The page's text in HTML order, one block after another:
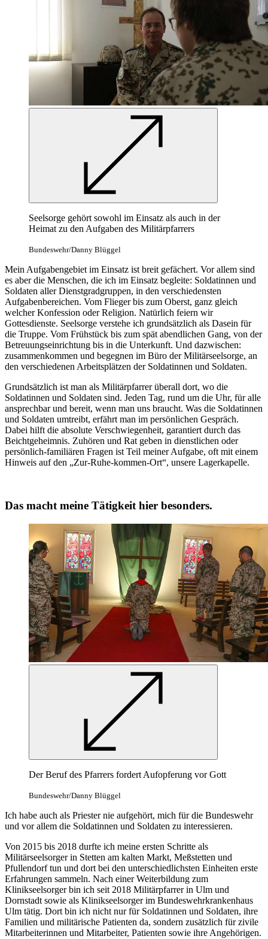
Seelsorge gehört sowohl im Einsatz als auch in der
Heimat zu den Aufgaben des Militärpfarrers
Bundeswehr/Danny Blüggel
Mein Aufgabengebiet im Einsatz ist breit gefächert. Vor allem sind
es aber die Menschen, die ich im Einsatz begleite: Soldatinnen und
Soldaten aller Dienstgradgruppen, in den verschiedensten
Aufgabenbereichen. Vom Flieger bis zum Oberst, ganz gleich
welcher Konfession oder Religion. Natürlich feiern wir
Gottesdienste. Seelsorge verstehe ich grundsätzlich als Dasein für
die Truppe. Vom Frühstück bis zum spät abendlichen Gang, von der
Betreuungseinrichtung bis in die Unterkunft. Und dazwischen:
zusammenkommen und begegnen im Büro der Militärseelsorge, an
den verschiedenen Arbeitsplätzen der Soldatinnen und Soldaten.
Grundsätzlich ist man als Militärpfarrer überall dort, wo die
Soldatinnen und Soldaten sind. Jeden Tag, rund um die Uhr, für alle
ansprechbar und bereit, wenn man uns braucht. Was die Soldatinnen
und Soldaten umtreibt, erfährt man im persönlichen Gespräch.
Dabei hilft die absolute Verschwiegenheit, garantiert durch das
Beichtgeheimnis. Zuhören und Rat geben in dienstlichen oder
persönlich-familiären Fragen ist Teil meiner Aufgabe, oft mit einem
Hinweis auf den „Zur-Ruhe-kommen-Ort“, unsere Lagerkapelle.
Das macht meine Tätigkeit hier besonders.
Der Beruf des Pfarrers fordert Aufopferung vor Gott
Bundeswehr/Danny Blüggel
Ich habe auch als Priester nie aufgehört, mich für die Bundeswehr
und vor allem die Soldatinnen und Soldaten zu interessieren.
Von 2015 bis 2018 durfte ich meine ersten Schritte als
Militärseelsorger in Stetten am kalten Markt, Meßstetten und
Pfullendorf tun und dort bei den unterschiedlichsten Einheiten erste
Erfahrungen sammeln. Nach einer Weiterbildung zum
Klinikseelsorger bin ich seit 2018 Militärpfarrer in Ulm und
Dornstadt sowie als Klinikseelsorger im Bundeswehrkrankenhaus
Ulm tätig. Dort bin ich nicht nur für Soldatinnen und Soldaten, ihre
Familien und militärische Patienten da, sondern zusätzlich für zivile
Mitarbeiterinnen und Mitarbeiter, Patienten sowie ihre Angehörigen.